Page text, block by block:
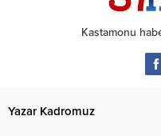
Kastamonu
Yazar Kadromuz